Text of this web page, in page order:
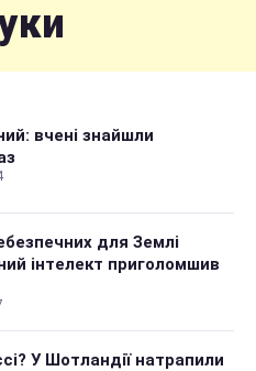
вчені знайшли
для Землі
інтелект приголомшив
У Шотландії натрапили